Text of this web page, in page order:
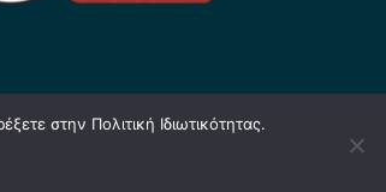
στην Πολιτική Ιδιωτικότητας.